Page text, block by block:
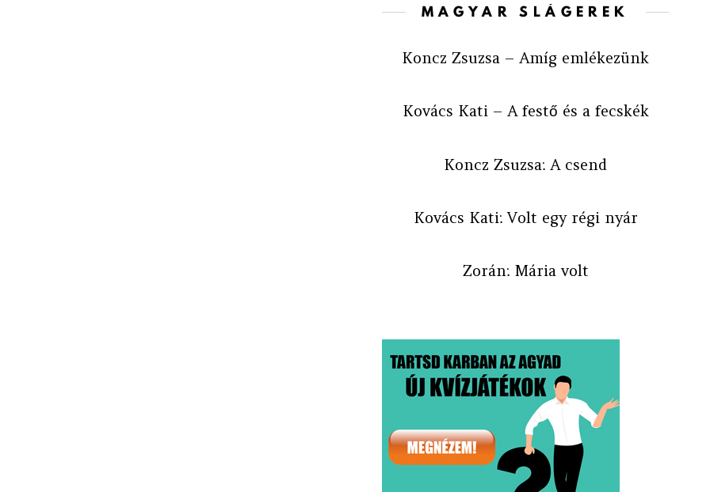
MAGYAR SLÁGEREK
Koncz Zsuzsa – Amíg emlékezünk
Kovács Kati – A festő és a fecskék
Koncz Zsuzsa: A csend
Kovács Kati: Volt egy régi nyár
Zorán: Mária volt